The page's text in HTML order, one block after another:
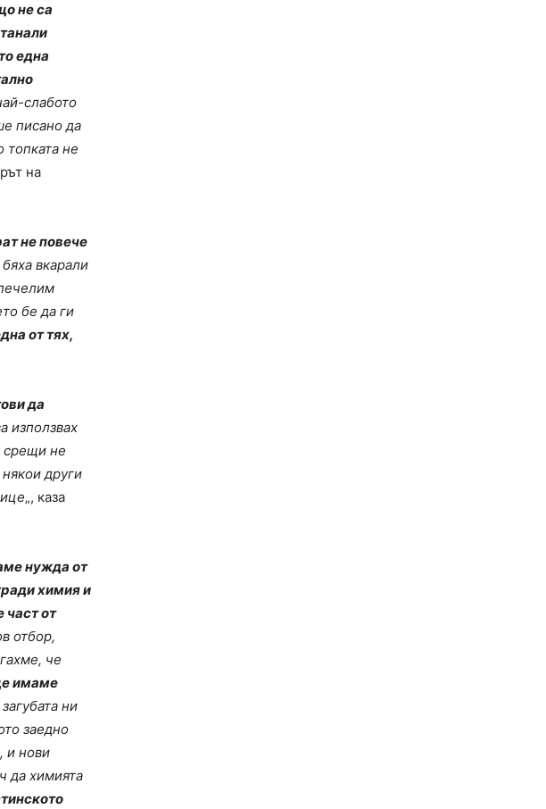
не са
една
слабото
писано да
топката не
на
не повече
вкарали
бе да ги
от тях,
да
използвах
срещи не
други
„, каза
нужда от
химия и
част от
отбор,
че
имаме
ни
заедно
и нови
да химията